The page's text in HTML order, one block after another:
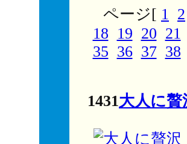
ページ[ 1 2
18 19 20 21
35 36 37 38
1431大人に